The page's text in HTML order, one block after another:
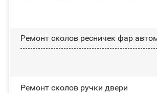
Ремонт сколов ресничек фар
Ремонт сколов ручки двери